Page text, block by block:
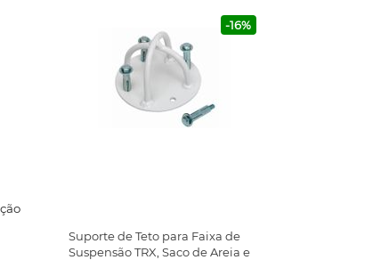
-16%
Suporte de Teto para Faixa de
Suspensão TRX, Saco de Areia e